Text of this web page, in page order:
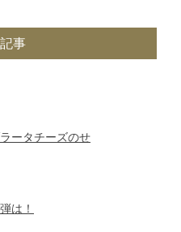
事
ータチーズのせ
は！